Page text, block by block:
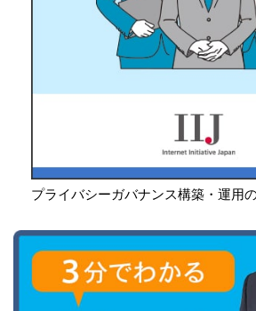
プライバシーガバナンス構築・運用の